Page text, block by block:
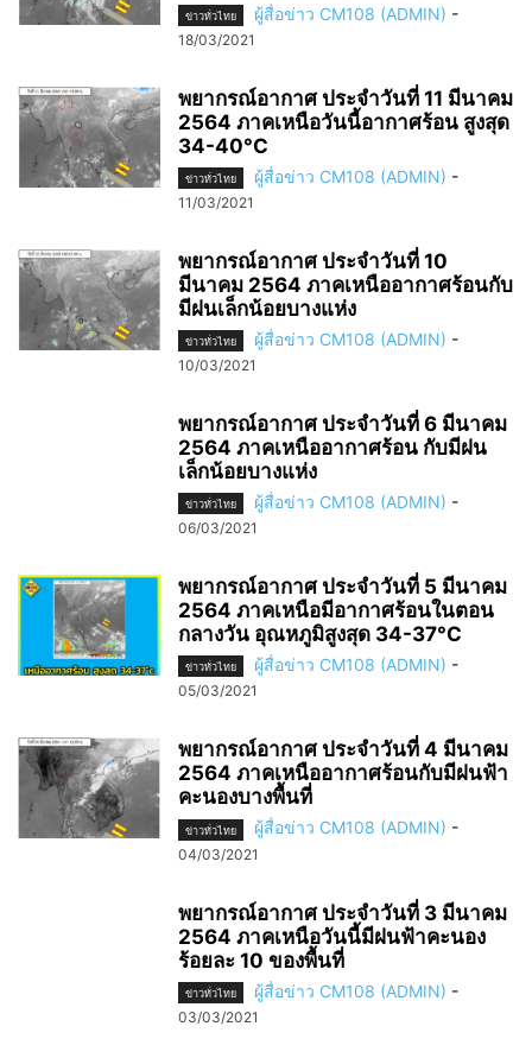
ข่าวทั่วไทย ผู้สื่อข่าว CM108 (ADMIN) -
18/03/2021
พยากรณ์อากาศ ประจำวันที่ 11 มีนาคม
2564 ภาคเหนือวันนี้อากาศร้อน สูงสุด
34-40°C
ข่าวทั่วไทย ผู้สื่อข่าว CM108 (ADMIN) -
11/03/2021
พยากรณ์อากาศ ประจำวันที่ 10
มีนาคม 2564 ภาคเหนืออากาศร้อนกับ
มีฝนเล็กน้อยบางแห่ง
ข่าวทั่วไทย ผู้สื่อข่าว CM108 (ADMIN) -
10/03/2021
พยากรณ์อากาศ ประจำวันที่ 6 มีนาคม
2564 ภาคเหนืออากาศร้อน กับมีฝน
เล็กน้อยบางแห่ง
ข่าวทั่วไทย ผู้สื่อข่าว CM108 (ADMIN) -
06/03/2021
พยากรณ์อากาศ ประจำวันที่ 5 มีนาคม
2564 ภาคเหนือมีอากาศร้อนในตอน
กลางวัน อุณหภูมิสูงสุด 34-37°C
ข่าวทั่วไทย ผู้สื่อข่าว CM108 (ADMIN) -
05/03/2021
พยากรณ์อากาศ ประจำวันที่ 4 มีนาคม
2564 ภาคเหนืออากาศร้อนกับมีฝนฟ้า
คะนองบางพื้นที่
ข่าวทั่วไทย ผู้สื่อข่าว CM108 (ADMIN) -
04/03/2021
พยากรณ์อากาศ ประจำวันที่ 3 มีนาคม
2564 ภาคเหนือวันนี้มีฝนฟ้าคะนอง
ร้อยละ 10 ของพื้นที่
ข่าวทั่วไทย ผู้สื่อข่าว CM108 (ADMIN) -
03/03/2021